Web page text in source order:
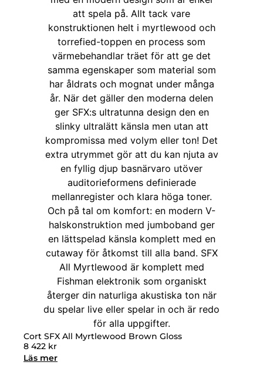
Cort SFX All Myrtlewood Brown Gloss
8 422 kr
Läs mer